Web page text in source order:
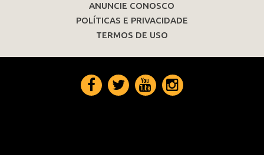
ANUNCIE CONOSCO
POLÍTICAS E PRIVACIDADE
TERMOS DE USO